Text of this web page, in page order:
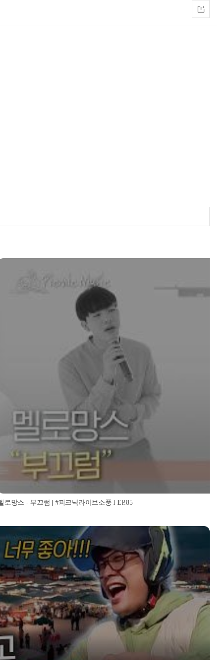
로망스 - 부끄럼 | #피크닉라이브소풍 l EP.85